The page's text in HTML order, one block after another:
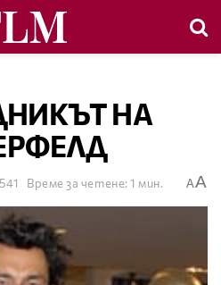
НА
Време за четене: 1 мин. AA